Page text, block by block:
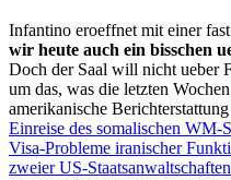
Infantino eroeffnet mit einer
wir heute auch ein bisschen
Doch der Saal will nicht ueber
um das, was die letzten
amerikanische
Einreise des somalischen WM-
Visa-Probleme iranischer
zweier US-